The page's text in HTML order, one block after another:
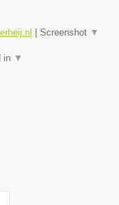
Screenshot ▼
in ▼